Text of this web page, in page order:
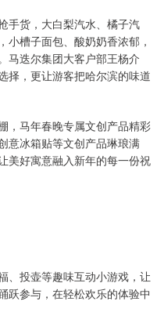
手货，大白梨汽水、橘子汽
小槽子面包、酸奶奶香浓郁，
马迭尔集团大客户部王杨介
择，更让游客把哈尔滨的味道
，马年春晚专属文创产品精彩
意冰箱贴等文创产品琳琅满
美好寓意融入新年的每一份祝
、投壶等趣味互动小游戏，让
跃参与，在轻松欢乐的体验中